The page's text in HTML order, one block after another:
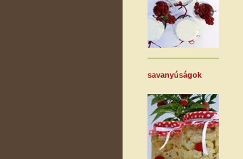
savanyúságok